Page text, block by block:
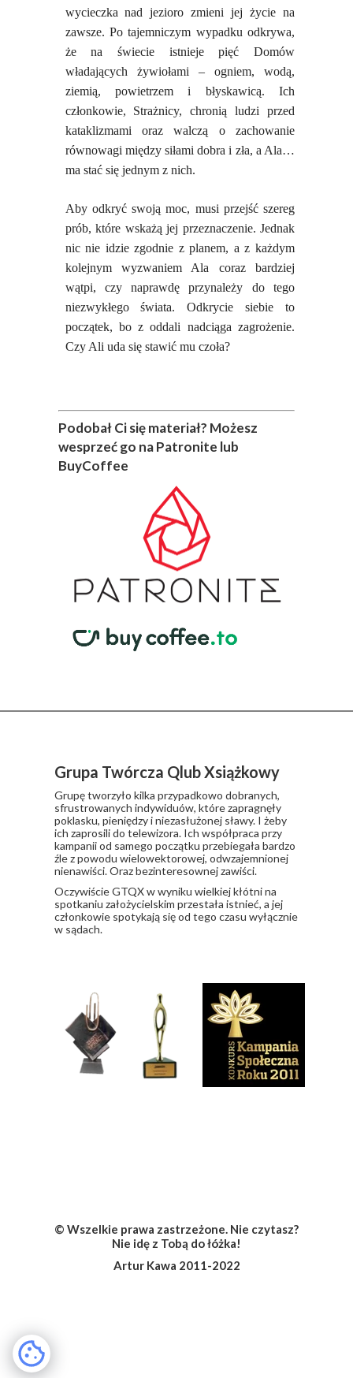
wycieczka nad jezioro zmieni jej życie na
zawsze. Po tajemniczym wypadku odkrywa,
że na świecie istnieje pięć Domów
władających żywiołami – ogniem, wodą,
ziemią, powietrzem i błyskawicą. Ich
członkowie, Strażnicy, chronią ludzi przed
kataklizmami oraz walczą o zachowanie
równowagi między siłami dobra i zła, a Ala…
ma stać się jednym z nich.
Aby odkryć swoją moc, musi przejść szereg
prób, które wskażą jej przeznaczenie. Jednak
nic nie idzie zgodnie z planem, a z każdym
kolejnym wyzwaniem Ala coraz bardziej
wątpi, czy naprawdę przynależy do tego
niezwykłego świata. Odkrycie siebie to
początek, bo z oddali nadciąga zagrożenie.
Czy Ali uda się stawić mu czoła?
Podobał Ci się materiał? Możesz
wesprzeć go na Patronite lub
BuyCoffee
Grupa Twórcza Qlub Xsiążkowy
Grupę tworzyło kilka przypadkowo dobranych,
sfrustrowanych indywiduów, które zapragnęły
poklasku, pieniędzy i niezasłużonej sławy. I żeby
ich zaprosili do telewizora. Ich współpraca przy
kampanii od samego początku przebiegała bardzo
źle z powodu wielowektorowej, odwzajemnionej
nienawiści. Oraz bezinteresownej zawiści.
​Oczywiście GTQX w wyniku wielkiej kłótni na
spotkaniu założycielskim przestała istnieć, a jej
członkowie spotykają się od tego czasu wyłącznie
w sądach.
© Wszelkie prawa zastrzeżone. Nie czytasz?
Nie idę z Tobą do łóżka!
Artur Kawa 2011-2022